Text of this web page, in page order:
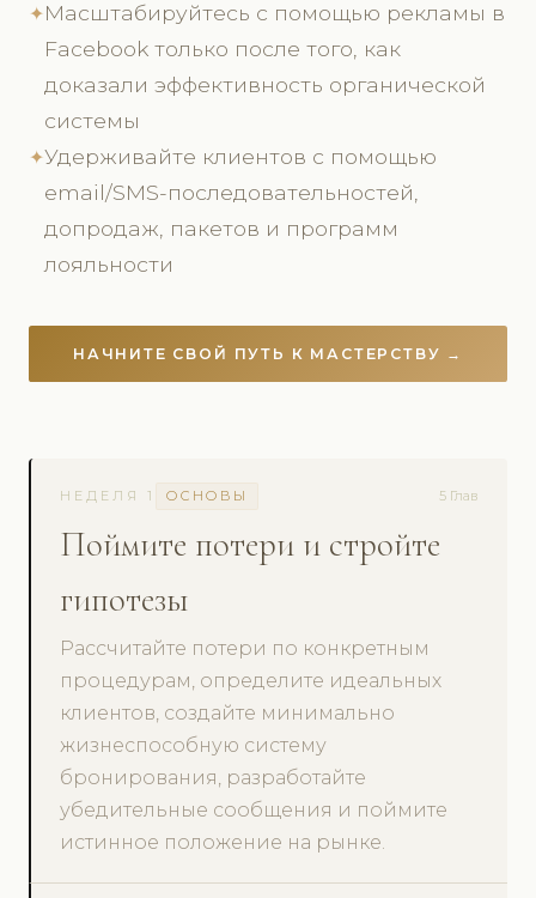
✦Масштабируйтесь с помощью рекламы в
Facebook только после того, как
доказали эффективность органической
системы
✦Удерживайте клиентов с помощью
email/SMS-последовательностей,
допродаж, пакетов и программ
лояльности
НАЧНИТЕ СВОЙ ПУТЬ К МАСТЕРСТВУ →
НЕДЕЛЯ 1 ОСНОВЫ 5 Глав
Поймите потери и стройте
гипотезы
Рассчитайте потери по конкретным
процедурам, определите идеальных
клиентов, создайте минимально
жизнеспособную систему
бронирования, разработайте
убедительные сообщения и поймите
истинное положение на рынке.